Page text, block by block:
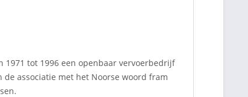
1971 tot 1996 een openbaar vervoerbedrijf
associatie met het Noorse woord fram